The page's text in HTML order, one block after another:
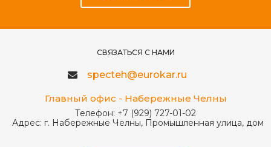
СВЯЗАТЬСЯ С НАМИ
specteh@eurokar.ru
Главный офис - Набережные Челны
Телефон: +7 (929) 727-01-02
Адрес: г. Набережные Челны, Промышленная улица, дом